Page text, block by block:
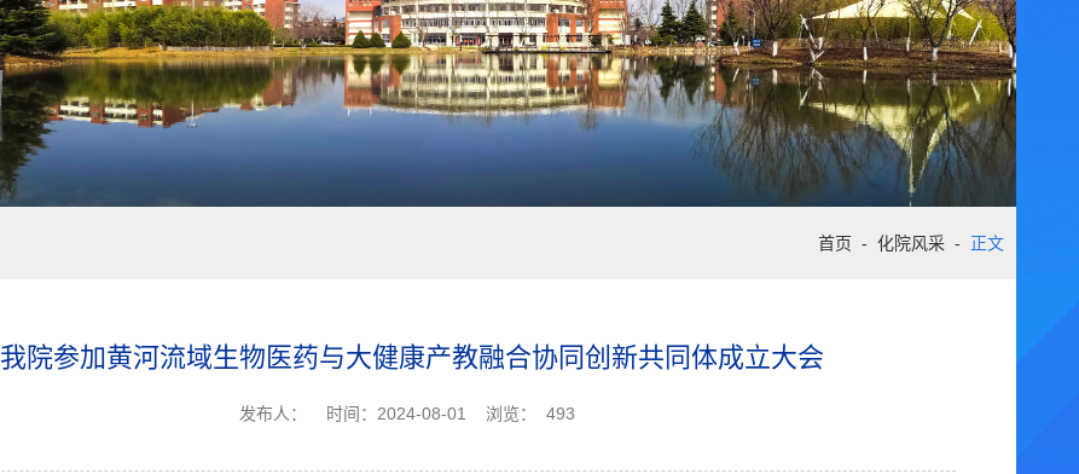
首页 - 化院风采 - 正文
我院参加黄河流域生物医药与大健康产教融合协同创新共同体成立大会
发布人： 时间：2024-08-01 浏览： 493